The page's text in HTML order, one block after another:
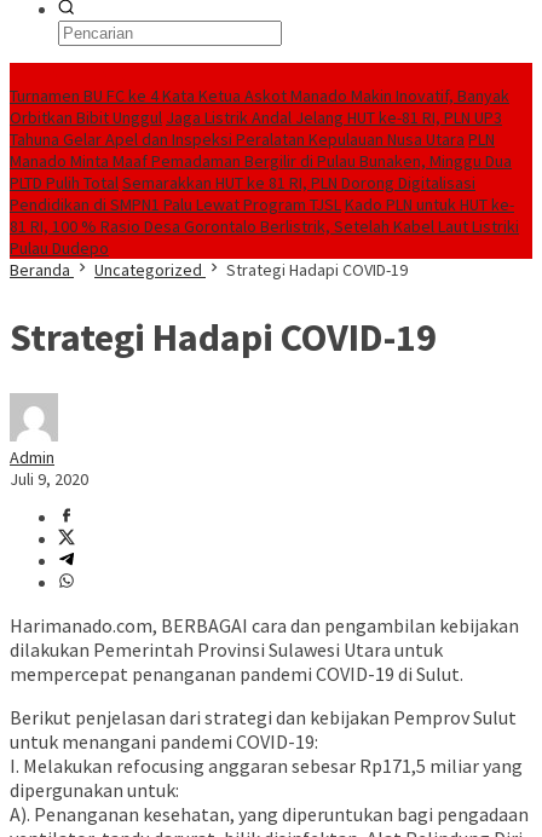
Turnamen BU FC ke 4 Kata Ketua Askot Manado Makin Inovatif, Banyak
Orbitkan Bibit Unggul Jaga Listrik Andal Jelang HUT ke-81 RI, PLN UP3
Tahuna Gelar Apel dan Inspeksi Peralatan Kepulauan Nusa Utara PLN
Manado Minta Maaf Pemadaman Bergilir di Pulau Bunaken, Minggu Dua
PLTD Pulih TotalSemarakkan HUT ke 81 RI, PLN Dorong Digitalisasi
Pendidikan di SMPN1 Palu Lewat Program TJSLKado PLN untuk HUT ke-
81 RI, 100 % Rasio Desa Gorontalo Berlistrik, Setelah Kabel Laut Listriki
Pulau Dudepo
Beranda
Uncategorized Strategi Hadapi COVID-19
Strategi Hadapi COVID-19
Admin
Juli 9, 2020
Harimanado.com, BERBAGAI cara dan pengambilan kebijakan
dilakukan Pemerintah Provinsi Sulawesi Utara untuk
mempercepat penanganan pandemi COVID-19 di Sulut.
Berikut penjelasan dari strategi dan kebijakan Pemprov Sulut
untuk menangani pandemi COVID-19:
I. Melakukan refocusing anggaran sebesar Rp171,5 miliar yang
dipergunakan untuk:
A). Penanganan kesehatan, yang diperuntukan bagi pengadaan